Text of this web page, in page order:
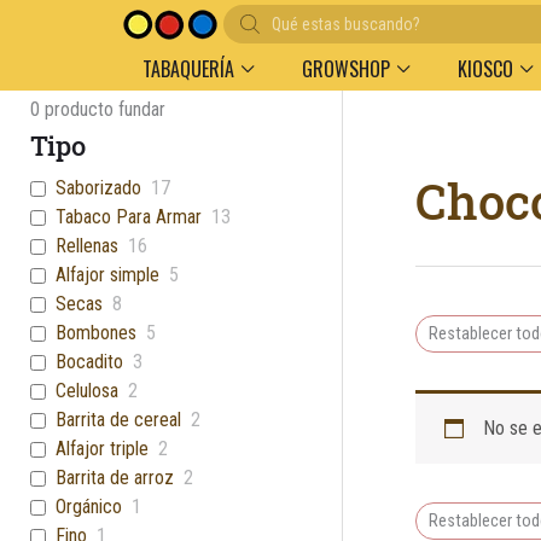
Búsqueda
de
productos
Entregas en el día en AMBA Descuento por
TABAQUERÍA GROWSHOP KIOSCO
0 producto fundar
Tipo
Saborizado 17
Tabaco Para Armar 13
Rellenas 16
Alfajor simple 5
Secas 8
Bombones 5
Bocadito 3
Celulosa 2
Barrita de cereal 2
Alfajor triple 2
Barrita de arroz 2
Orgánico 1
Fino 1
Restablecer
No se
Restablecer